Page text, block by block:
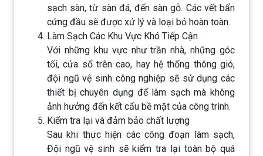
sạch sàn, từ sàn đá, đến sàn gỗ. Các vết bẩn
cứng đầu sẽ được xử lý và loại bỏ hoàn toàn.
Làm Sạch Các Khu Vực Khó Tiếp Cận
Với những khu vực như trần nhà, những góc
tối, cửa sổ trên cao, hay hệ thống thông gió,
đội ngũ vệ sinh công nghiệp sẽ sử dụng các
thiết bị chuyên dụng để làm sạch mà không
ảnh hưởng đến kết cấu bề mặt của công trình.
Kiểm tra lại và đảm bảo chất lượng
Sau khi thực hiện các công đoạn làm sạch,
Đội ngũ vệ sinh sẽ kiểm tra lại toàn bộ quá